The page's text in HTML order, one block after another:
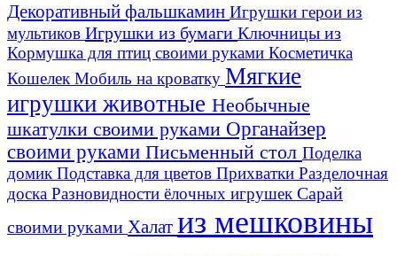
Декоративный фальшкамин Игрушки герои из
мультиков Игрушки из бумаги Ключницы из
Кормушка для птиц своими руками Косметичка
КошелекМобиль на кроватку Мягкие
игрушки животные Необычные
шкатулки своими руками Органайзер
своими руками Письменный стол Поделка
домикПодставка для цветов Прихватки Разделочная
доска Разновидности ёлочных игрушекСарай
своими руками Халат из мешковины